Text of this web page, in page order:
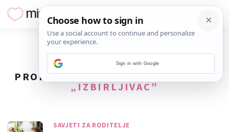
PRONAĐENO11REZULTATA ZA TAG
„IZBIRLJIVAC”
SAVJETI ZA RODITELJE
Sign in with Google